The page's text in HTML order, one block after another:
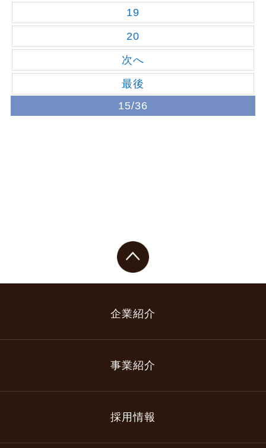
19
20
次へ
最後
15/36
企業紹介
事業紹介
採用情報